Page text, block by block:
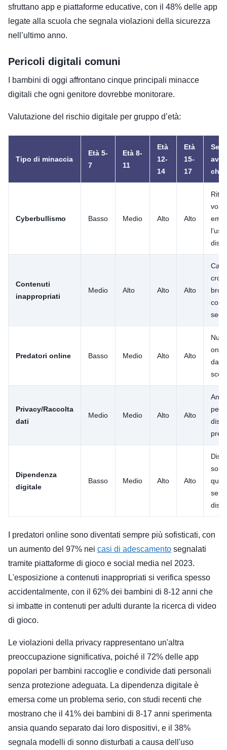
sfruttano app e piattaforme educative, con il 48% delle app
legate alla scuola che segnala violazioni della sicurezza
nell’ultimo anno.
Pericoli digitali comuni
I bambini di oggi affrontano cinque principali minacce
digitali che ogni genitore dovrebbe monitorare.
Valutazione del rischio digitale per gruppo d’età:
Tipo di minaccia
Età 5-
7
Età 8-
11
Età
12-
14
Età
15-
17
Cyberbullismo Basso Medio Alto Alto
Contenuti
inappropriati
Medio Alto Alto Alto
Predatori online Basso Medio Alto Alto
da
Privacy/Raccolta
dati
Medio Medio Alto Alto
per
Dipendenza
digitale
Basso Medio Alto Alto
I predatori online sono diventati sempre più sofisticati, con
un aumento del 97% nei casi di adescamento segnalati
tramite piattaforme di gioco e social media nel 2023.
L'esposizione a contenuti inappropriati si verifica spesso
accidentalmente, con il 62% dei bambini di 8-12 anni che
si imbatte in contenuti per adulti durante la ricerca di video
di gioco.
Le violazioni della privacy rappresentano un'altra
preoccupazione significativa, poiché il 72% delle app
popolari per bambini raccoglie e condivide dati personali
senza protezione adeguata. La dipendenza digitale è
emersa come un problema serio, con studi recenti che
mostrano che il 41% dei bambini di 8-17 anni sperimenta
ansia quando separato dai loro dispositivi, e il 38%
segnala modelli di sonno disturbati a causa dell'uso